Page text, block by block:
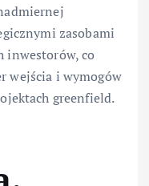
zasobami
inwestorów, co
wejścia i wymogów
greenfield.